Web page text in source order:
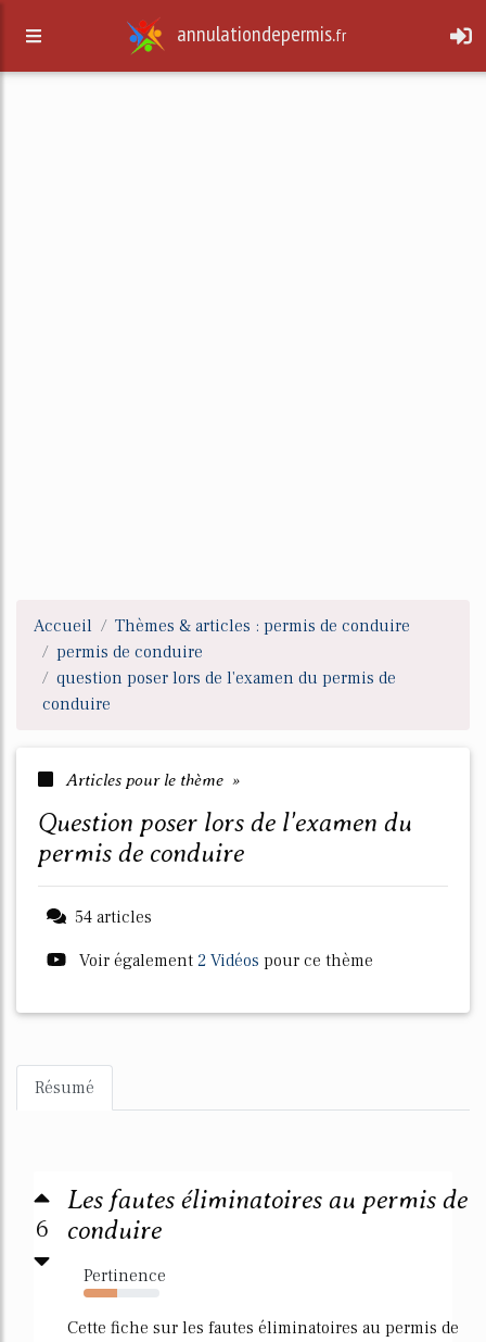
annulationdepermis.fr
Accueil
Thèmes & articles : permis de conduire
permis de conduire
question poser lors de l'examen du permis de
conduire
Articles pour le thème »
question poser lors de l'examen du
permis de conduire
54 articles
Voir également 2 Vidéos pour ce thème
Résumé
6
Les fautes éliminatoires au permis de
conduire
Pertinence
44%
Cette fiche sur les fautes éliminatoires au permis de